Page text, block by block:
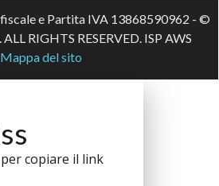
e Partita IVA 13868590962 - ©
RIGHTS RESERVED. ISP AWS
Mappa del sito
copiare il link